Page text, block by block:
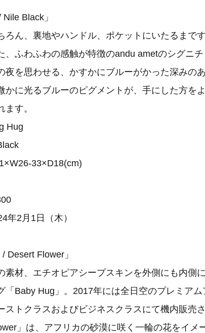
Nile Black」
ろん、裏地やハンドル、ポケットにいたるまで
、ふわふわの感触が特徴のandu ametのシグニ
夜を思わせる、かすかにブルーがかった深みの
かに光るブルーのピグメントが、手にした方を
ます。
Hug
33×D18(cm)
年2月1日（木）
/ Desert Flower」
素材、エチオピアシープスキンを外側にも内側
「Baby Hug」。2017年には全日空のプレミア
ストクラスおよびビジネスクラスにて機内販売
」は、アフリカの砂漠に咲く一輪の花をイメ